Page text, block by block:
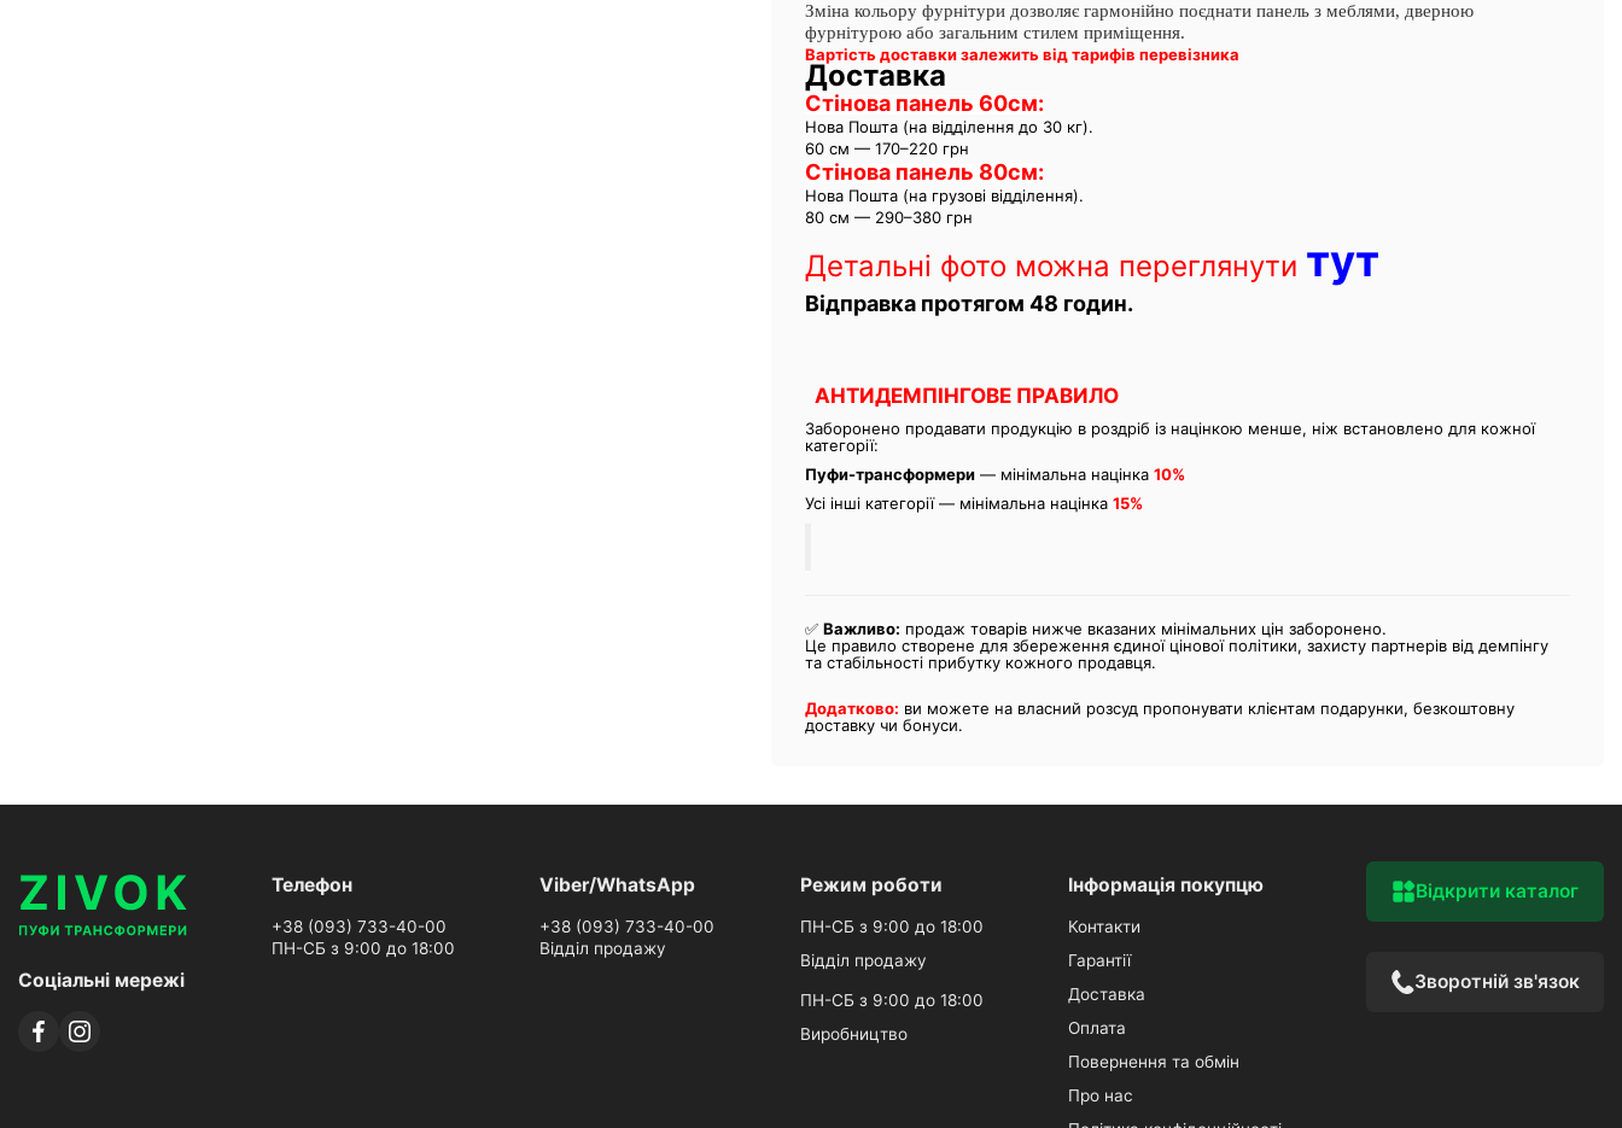
Зміна кольору фурнітури дозволяє гармонійно поєднати панель з меблями, дверною
фурнітурою або загальним стилем приміщення.
Вартість доставки залежить від тарифів перевізника
Доставка
Стінова панель 60см:
Нова Пошта (на відділення до 30 кг).
60 см — 170–220 грн
Стінова панель 80см:
Нова Пошта (на грузові відділення).
80 см — 290–380 грн
Детальні фото можна переглянути тут
Відправка протягом 48 годин.
АНТИДЕМПІНГОВЕ ПРАВИЛО
Заборонено продавати продукцію в роздріб із націнкою менше, ніж встановлено для кожної
категорії:
Пуфи-трансформери — мінімальна націнка10%
Усі інші категорії — мінімальна націнка15%
✅Важливо: продаж товарів нижче вказаних мінімальних цін заборонено.
Це правило створене для збереження єдиної цінової політики, захисту партнерів від демпінгу
та стабільності прибутку кожного продавця.
Додатково: ви можете на власний розсуд пропонувати клієнтам подарунки, безкоштовну
доставку чи бонуси.
Соціальні мережі
Телефон
+38 (093) 733-40-00
ПН-СБ з 9:00 до 18:00
Viber/WhatsApp
+38 (093) 733-40-00
Відділ продажу
Режим роботи
ПН-СБ з 9:00 до 18:00
Відділ продажу
ПН-СБ з 9:00 до 18:00
Виробництво
Інформація покупцю
Контакти
Гарантії
Доставка
Оплата
Повернення та обмін
Про нас
Відкрити каталог
Зворотній зв'язок